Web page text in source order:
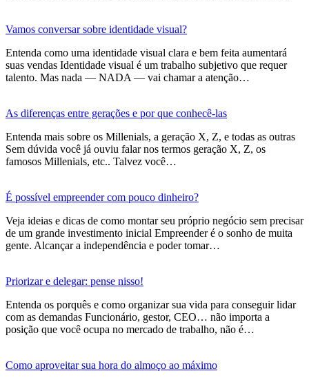
Vamos conversar sobre identidade visual?
Entenda como uma identidade visual clara e bem feita aumentará
suas vendas Identidade visual é um trabalho subjetivo que requer
talento. Mas nada — NADA — vai chamar a atenção…
As diferenças entre gerações e por que conhecê-las
Entenda mais sobre os Millenials, a geração X, Z, e todas as outras
Sem dúvida você já ouviu falar nos termos geração X, Z, os
famosos Millenials, etc.. Talvez você…
É possível empreender com pouco dinheiro?
Veja ideias e dicas de como montar seu próprio negócio sem precisar
de um grande investimento inicial Empreender é o sonho de muita
gente. Alcançar a independência e poder tomar…
Priorizar e delegar: pense nisso!
Entenda os porquês e como organizar sua vida para conseguir lidar
com as demandas Funcionário, gestor, CEO… não importa a
posição que você ocupa no mercado de trabalho, não é…
Como aproveitar sua hora do almoço ao máximo